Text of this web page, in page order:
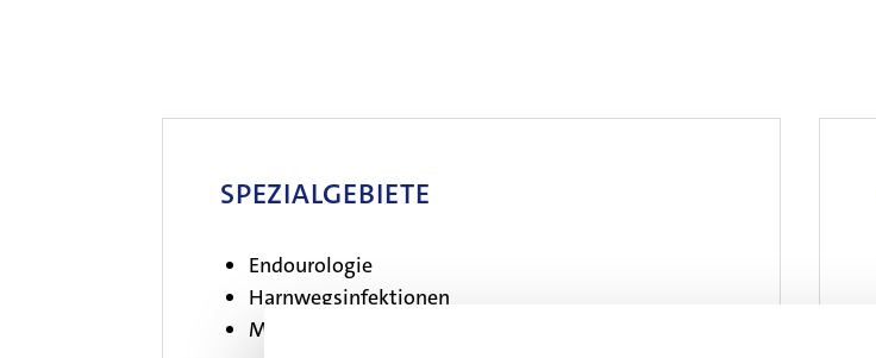
SPEZIALGEBIETE
Endourologie
Harnwegsinfektionen
Männergesundheit